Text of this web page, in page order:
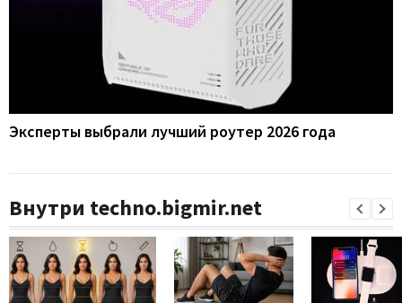
Эксперты выбрали лучший роутер 2026 года
Внутри techno.bigmir.net